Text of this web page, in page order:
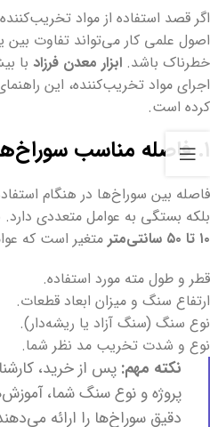
اگر قصد استفاده از مواد
اصول علمی کار می‌تواند تفاوت
خطرناک باشد. ابزار معدن فرزاد
اجرای مواد تخریب‌کننده، این
کرده است.
۱. فاصله مناسب سوراخ‌ها (چال‌زنی) در تخریب
فاصله بین سوراخ‌ها در هنگام
بلکه بستگی به عوامل متعددی
۱۰ تا ۵۰ سانتی‌متر
متغیر است که
قطر و طول مته مورد استفاده.
ارتفاع سنگ و میزان ابعاد قطعات.
نوع سنگ (سنگ آزاد یا ریشه‌دار).
نوع و شدت تخریب مد نظر شما.
نکته مهم: پس از خرید،
پروژه و نوع سنگ شما،
دقیق سوراخ‌ها را ارائه